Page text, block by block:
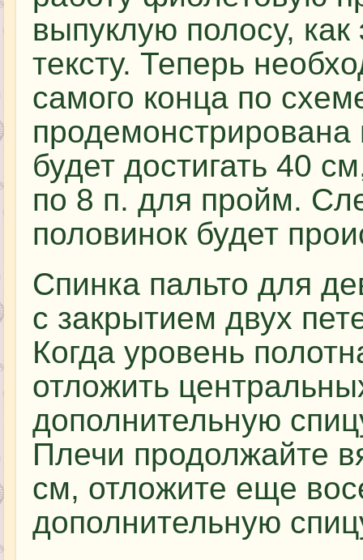
выпуклую полосу,
тексту. Теперь
самого конца по
продемонстрирована
будет достигать 40
по 8 п. для пройм.
половинок будет
Спинка пальто для
с закрытием двух
Когда уровень
отложить
дополнительную
Плечи продолжайте
см, отложите еще
дополнительную